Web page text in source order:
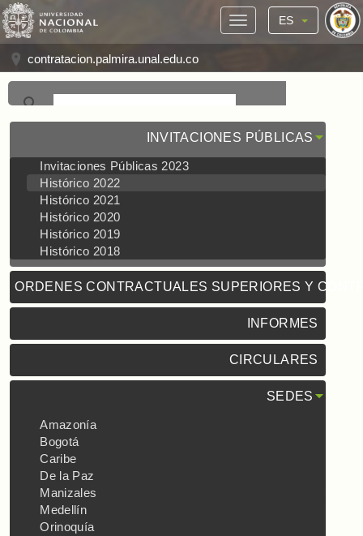
ES
contratacion.palmira.unal.edu.co
INVITACIONES PÚBLICAS
Invitaciones Públicas 2023
Histórico 2022
Histórico 2021
Histórico 2020
Histórico 2019
Histórico 2018
ORDENES CONTRACTUALES SUPERIORES Y
INFORMES
CIRCULARES
SEDES
Amazonía
Bogotá
Caribe
De la Paz
Manizales
Medellín
Orinoquía